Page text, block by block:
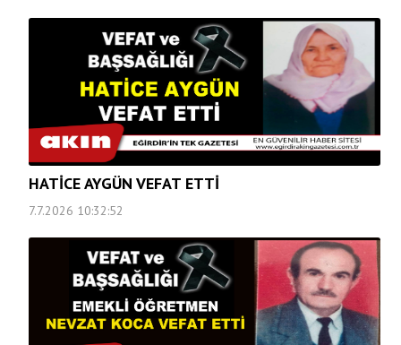
HATİCE AYGÜN VEFAT ETTİ
7.7.2026 10:32:52